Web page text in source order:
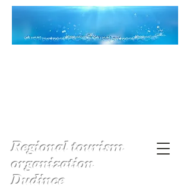
Regional tourism
organization
Dudince